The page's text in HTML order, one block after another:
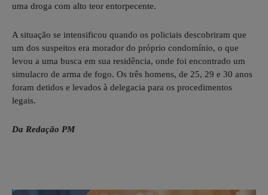
uma droga com alto teor entorpecente.
A situação se intensificou quando os policiais descobriram que
um dos suspeitos era morador do próprio condomínio, o que
levou a uma busca em sua residência, onde foi encontrado um
simulacro de arma de fogo. Os três homens, de 25, 29 e 30 anos
foram detidos e levados à delegacia para os procedimentos
legais.
Da Redação PM